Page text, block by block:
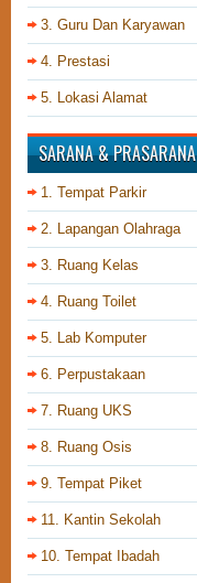
3. Guru Dan Karyawan
4. Prestasi
5. Lokasi Alamat
SARANA & PRASARANA
1. Tempat Parkir
2. Lapangan Olahraga
3. Ruang Kelas
4. Ruang Toilet
5. Lab Komputer
6. Perpustakaan
7. Ruang UKS
8. Ruang Osis
9. Tempat Piket
11. Kantin Sekolah
10. Tempat Ibadah